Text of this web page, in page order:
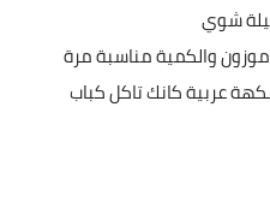
شوي
والكمية مناسبة مرة
عربية كانك تاكل كباب